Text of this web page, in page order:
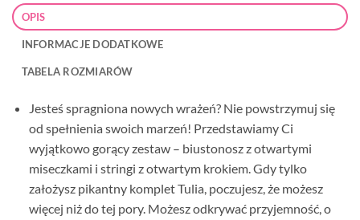
OPIS
INFORMACJE DODATKOWE
TABELA ROZMIARÓW
Jesteś spragniona nowych wrażeń? Nie powstrzymuj się
od spełnienia swoich marzeń! Przedstawiamy Ci
wyjątkowo gorący zestaw – biustonosz z otwartymi
miseczkami i stringi z otwartym krokiem. Gdy tylko
założysz pikantny komplet Tulia, poczujesz, że możesz
więcej niż do tej pory. Możesz odkrywać przyjemność, o